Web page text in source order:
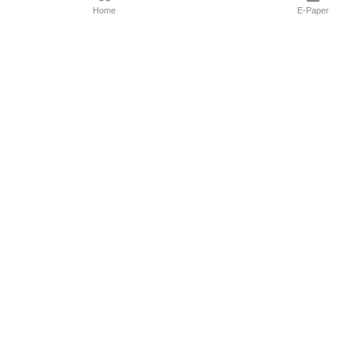
Home E-Paper